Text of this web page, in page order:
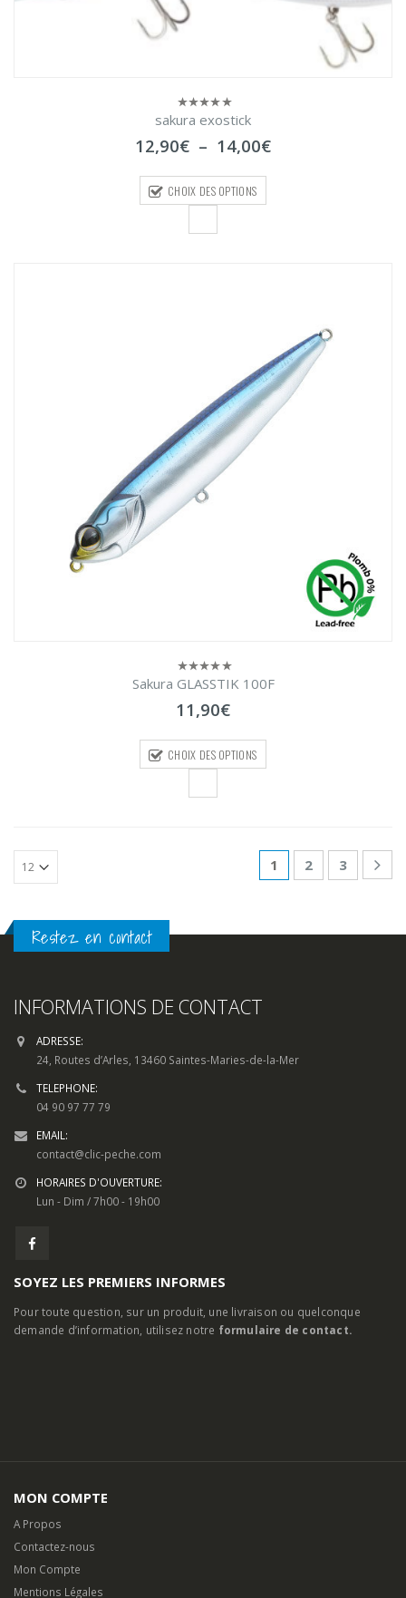
0
5
sakura exostick
12,90€ – 14,00€Plage
CHOIX DES OPTIONS
0
5
Sakura GLASSTIK 100F
11,90€
CHOIX DES OPTIONS
1 2 3
Restez en contact
INFORMATIONS DE CONTACT
ADRESSE:
24, Routes d’Arles, 13460 Saintes-Maries-de-la-Mer
TELEPHONE:
04 90 97 77 79
EMAIL:
contact@clic-peche.com
HORAIRES D'OUVERTURE:
Lun - Dim / 7h00 - 19h00
SOYEZ LES PREMIERS INFORMES
Pour toute question, sur un produit, une livraison ou quelconque
demande d’information, utilisez notre formulaire de contact.
MON COMPTE
A Propos
Contactez-nous
Mon Compte
Mentions Légales